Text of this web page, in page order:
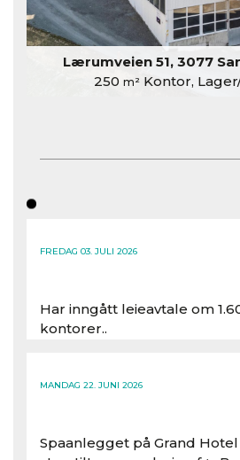
Lærumveien 51, 3077
250 m²Kontor,
FREDAG 03. JULI 2026
Har inngått leieavtale om
kontorer..
MANDAG 22. JUNI 2026
Spaanlegget på Grand